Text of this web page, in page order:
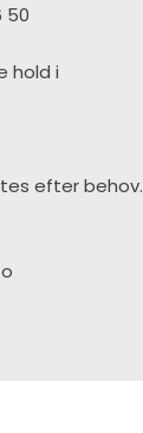
50​​
hold i
efter behov.​